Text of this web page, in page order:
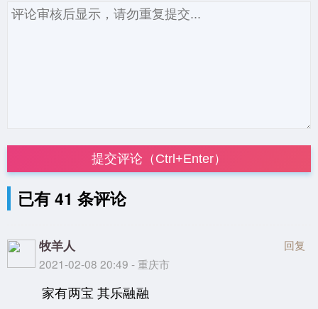
提交评论（Ctrl+Enter）
已有 41 条评论
牧羊人
2021-02-08 20:49 - 重庆市
回复
家有两宝 其乐融融